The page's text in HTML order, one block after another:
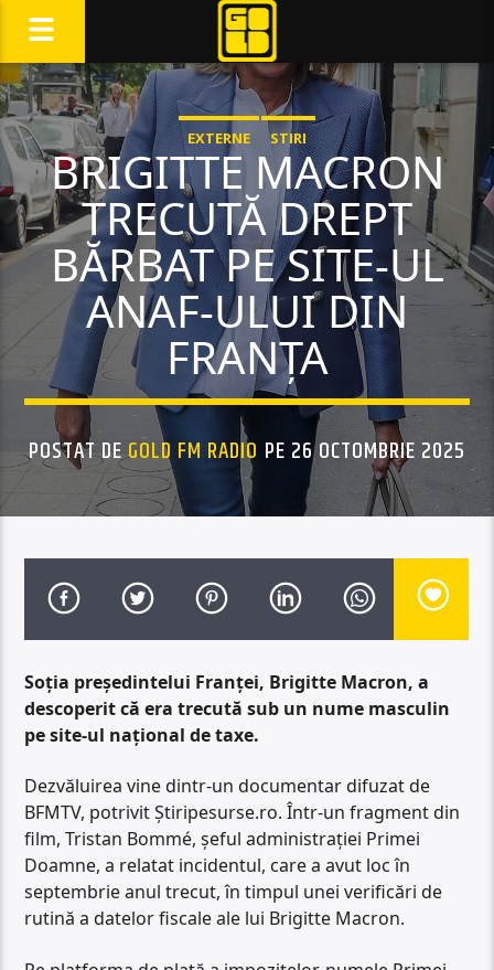
EXTERNE STIRI
BRIGITTE MACRON
TRECUTĂ DREPT
BĂRBAT PE SITE-UL
ANAF-ULUI DIN
FRANȚA
POSTAT DEGOLD FM RADIO PE 26 OCTOMBRIE 2025
Soția președintelui Franței, Brigitte Macron, a
descoperit că era trecută sub un nume masculin
pe site-ul național de taxe.
Dezvăluirea vine dintr-un documentar difuzat de
BFMTV, potrivit Știripesurse.ro. Într-un fragment din
film, Tristan Bommé, șeful administrației Primei
Doamne, a relatat incidentul, care a avut loc în
septembrie anul trecut, în timpul unei verificări de
rutină a datelor fiscale ale lui Brigitte Macron.